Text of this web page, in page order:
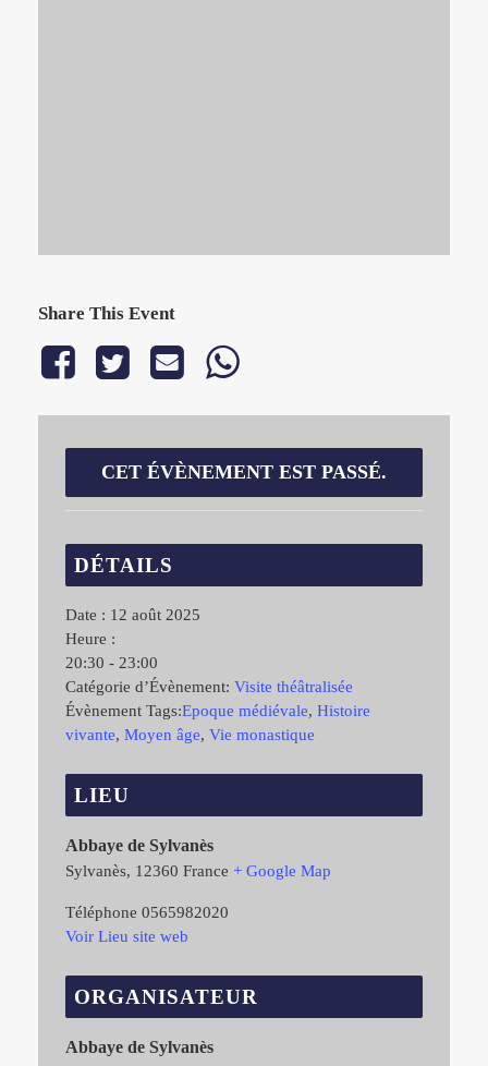
Share This Event
CET ÉVÈNEMENT EST PASSÉ.
DÉTAILS
Date : 12 août 2025
Heure :
20:30 - 23:00
Catégorie d’Évènement: Visite théâtralisée
Évènement Tags:Epoque médiévale, Histoire
vivante, Moyen âge, Vie monastique
LIEU
Abbaye de Sylvanès
Sylvanès, 12360 France + Google Map
Téléphone 0565982020
Voir Lieu site web
ORGANISATEUR
Abbaye de Sylvanès